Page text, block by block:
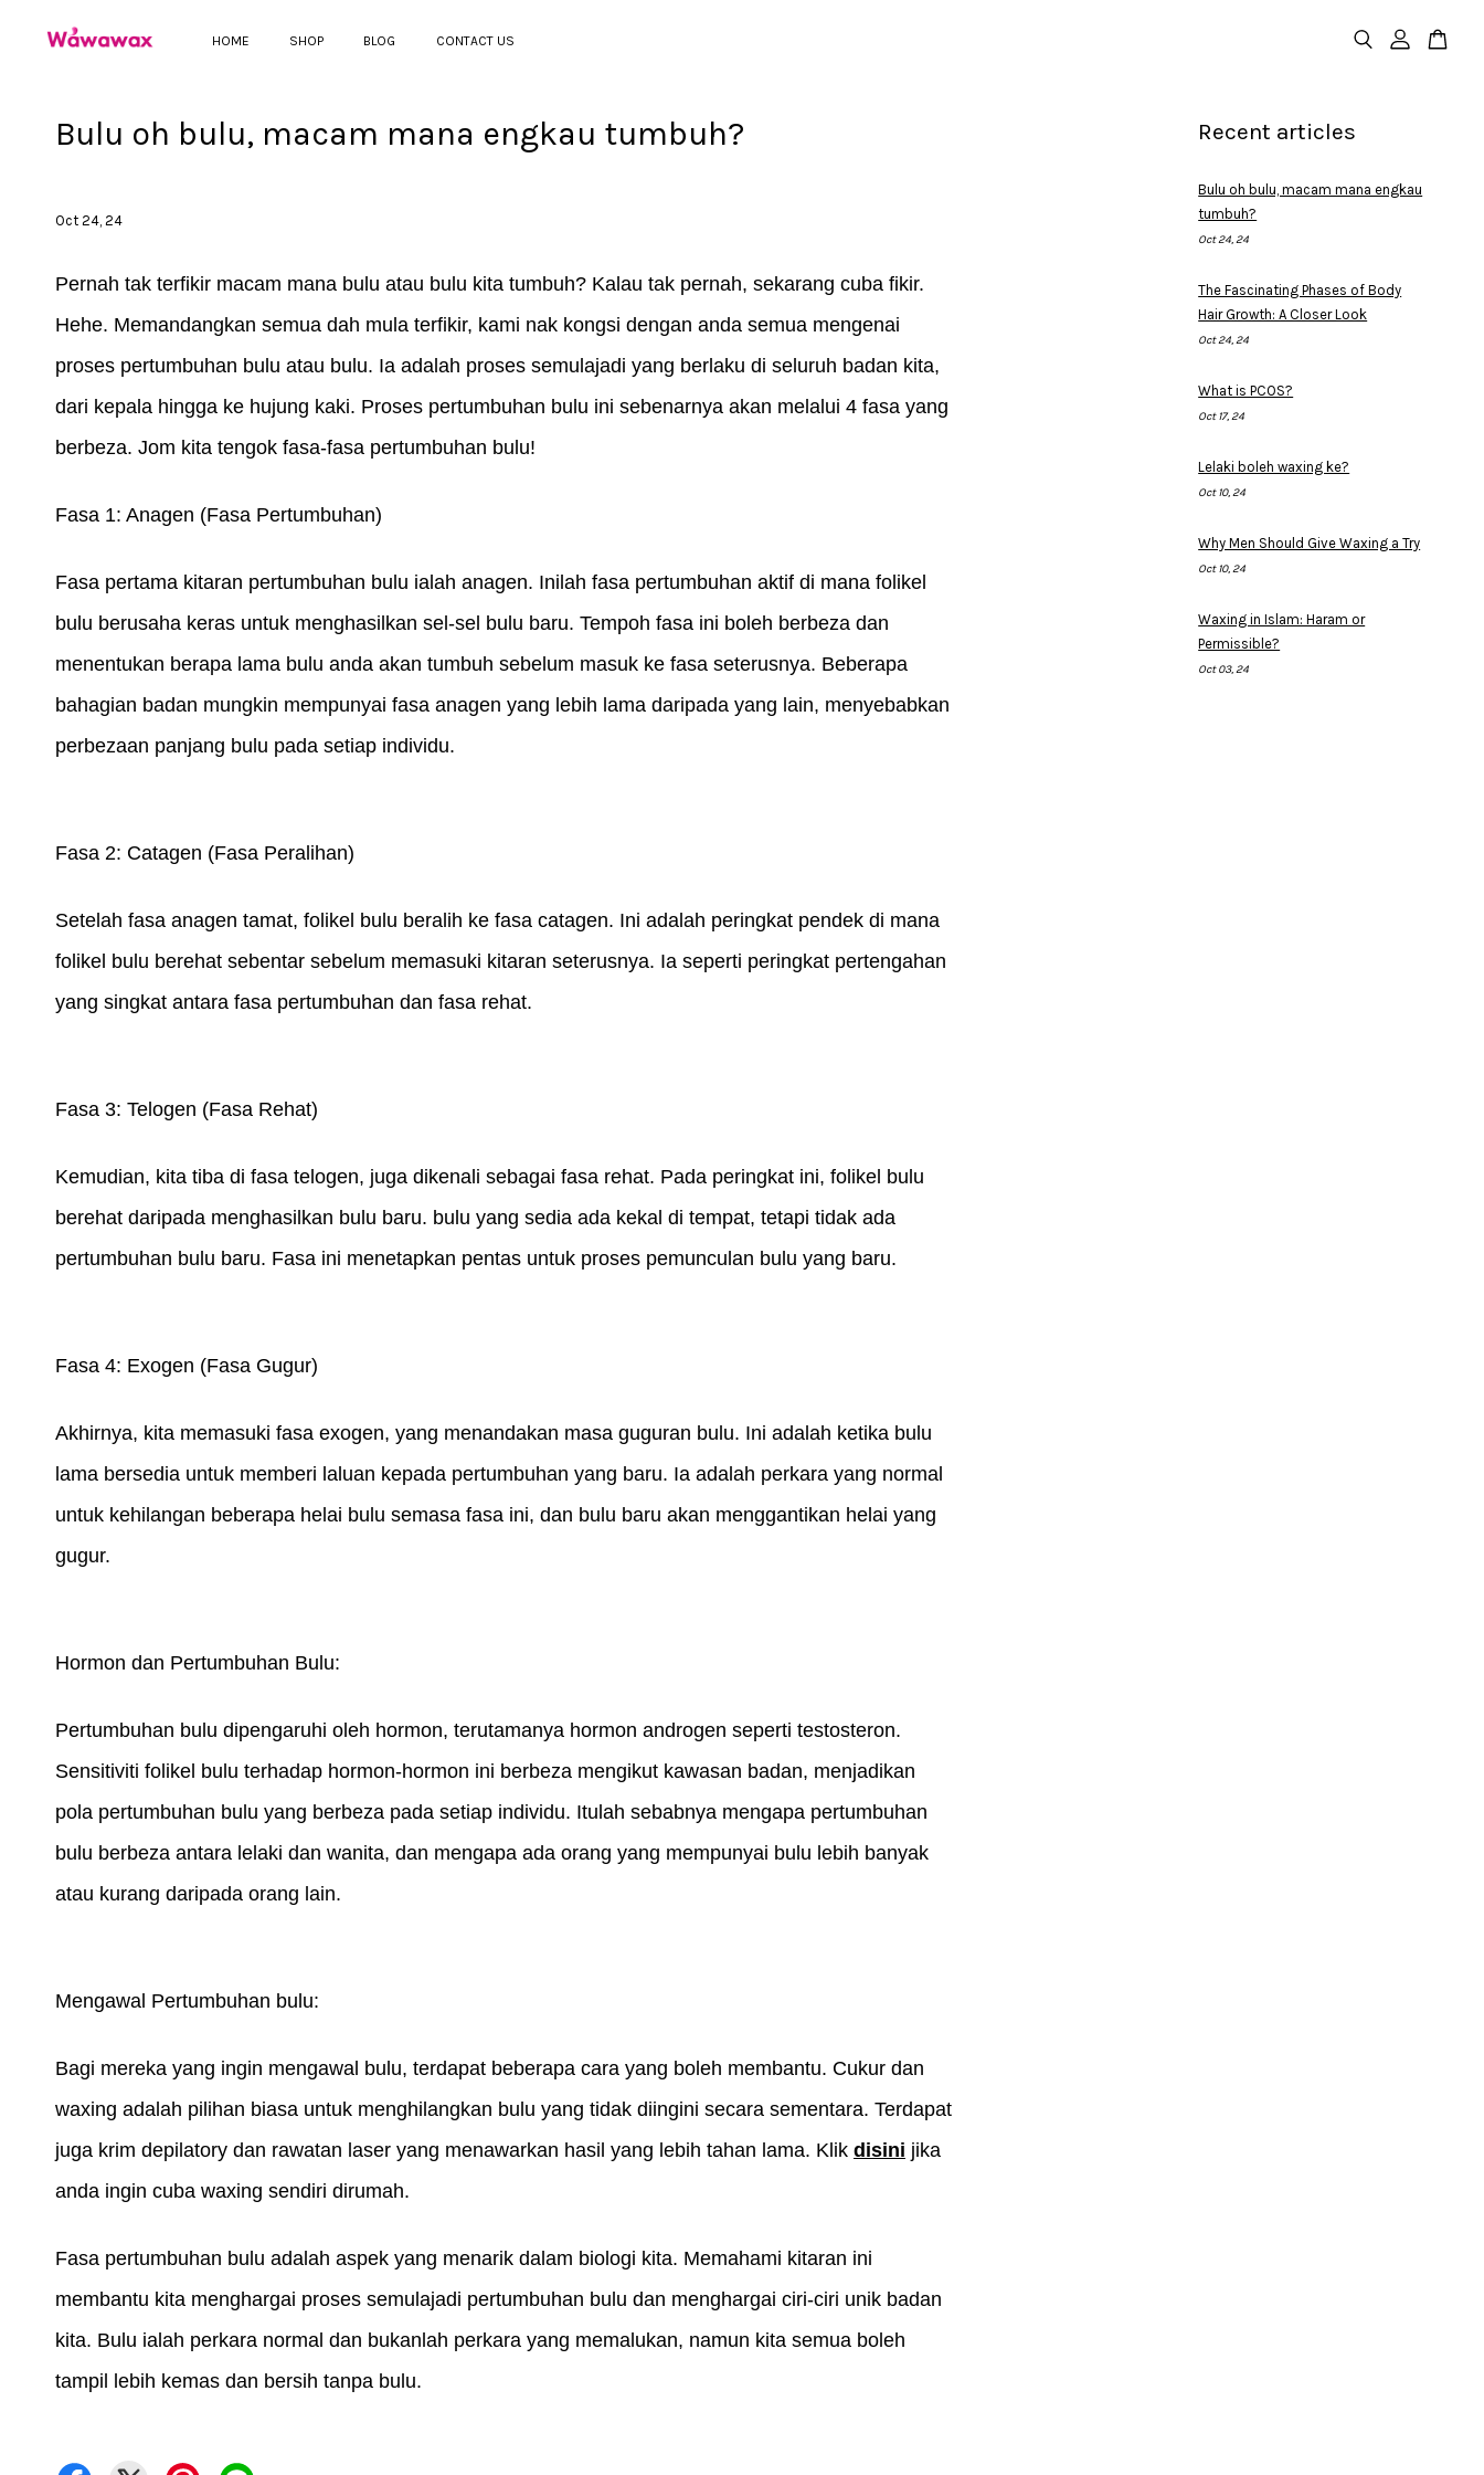
HOME SHOP BLOG CONTACT US
Bulu oh bulu, macam mana engkau tumbuh?
Oct 24, 24
Pernah tak terfikir macam mana bulu atau bulu kita tumbuh? Kalau tak pernah, sekarang cuba fikir.
Hehe. Memandangkan semua dah mula terfikir, kami nak kongsi dengan anda semua mengenai
proses pertumbuhan bulu atau bulu. Ia adalah proses semulajadi yang berlaku di seluruh badan kita,
dari kepala hingga ke hujung kaki. Proses pertumbuhan bulu ini sebenarnya akan melalui 4 fasa yang
berbeza. Jom kita tengok fasa-fasa pertumbuhan bulu!
Fasa 1: Anagen (Fasa Pertumbuhan)
Fasa pertama kitaran pertumbuhan bulu ialah anagen. Inilah fasa pertumbuhan aktif di mana folikel
bulu berusaha keras untuk menghasilkan sel-sel bulu baru. Tempoh fasa ini boleh berbeza dan
menentukan berapa lama bulu anda akan tumbuh sebelum masuk ke fasa seterusnya. Beberapa
bahagian badan mungkin mempunyai fasa anagen yang lebih lama daripada yang lain, menyebabkan
perbezaan panjang bulu pada setiap individu.
Fasa 2: Catagen (Fasa Peralihan)
Setelah fasa anagen tamat, folikel bulu beralih ke fasa catagen. Ini adalah peringkat pendek di mana
folikel bulu berehat sebentar sebelum memasuki kitaran seterusnya. Ia seperti peringkat pertengahan
yang singkat antara fasa pertumbuhan dan fasa rehat.
Fasa 3: Telogen (Fasa Rehat)
Kemudian, kita tiba di fasa telogen, juga dikenali sebagai fasa rehat. Pada peringkat ini, folikel bulu
berehat daripada menghasilkan bulu baru. bulu yang sedia ada kekal di tempat, tetapi tidak ada
pertumbuhan bulu baru. Fasa ini menetapkan pentas untuk proses pemunculan bulu yang baru.
Fasa 4: Exogen (Fasa Gugur)
Akhirnya, kita memasuki fasa exogen, yang menandakan masa guguran bulu. Ini adalah ketika bulu
lama bersedia untuk memberi laluan kepada pertumbuhan yang baru. Ia adalah perkara yang normal
untuk kehilangan beberapa helai bulu semasa fasa ini, dan bulu baru akan menggantikan helai yang
gugur.
Hormon dan Pertumbuhan Bulu:
Pertumbuhan bulu dipengaruhi oleh hormon, terutamanya hormon androgen seperti testosteron.
Sensitiviti folikel bulu terhadap hormon-hormon ini berbeza mengikut kawasan badan, menjadikan
pola pertumbuhan bulu yang berbeza pada setiap individu. Itulah sebabnya mengapa pertumbuhan
bulu berbeza antara lelaki dan wanita, dan mengapa ada orang yang mempunyai bulu lebih banyak
atau kurang daripada orang lain.
Mengawal Pertumbuhan bulu:
Bagi mereka yang ingin mengawal bulu, terdapat beberapa cara yang boleh membantu. Cukur dan
waxing adalah pilihan biasa untuk menghilangkan bulu yang tidak diingini secara sementara. Terdapat
juga krim depilatory dan rawatan laser yang menawarkan hasil yang lebih tahan lama. Klik disini jika
anda ingin cuba waxing sendiri dirumah.
Fasa pertumbuhan bulu adalah aspek yang menarik dalam biologi kita. Memahami kitaran ini
membantu kita menghargai proses semulajadi pertumbuhan bulu dan menghargai ciri-ciri unik badan
kita. Bulu ialah perkara normal dan bukanlah perkara yang memalukan, namun kita semua boleh
tampil lebih kemas dan bersih tanpa bulu.
Recent articles
Bulu oh bulu, macam mana engkau
tumbuh?
Oct 24, 24
The Fascinating Phases of Body
Hair Growth: A Closer Look
Oct 24, 24
What is PCOS?
Oct 17, 24
Lelaki boleh waxing ke?
Oct 10, 24
Why Men Should Give Waxing a Try
Oct 10, 24
Waxing in Islam: Haram or
Permissible?
Oct 03, 24